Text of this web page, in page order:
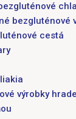
bezgluténové
cestá
výrobky